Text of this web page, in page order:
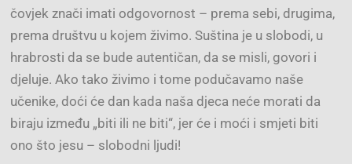
čovjek znači imati odgovornost – prema sebi, drugima,
prema društvu u kojem živimo. Suština je u slobodi, u
hrabrosti da se bude autentičan, da se misli, govori i
djeluje. Ako tako živimo i tome podučavamo naše
učenike, doći će dan kada naša djeca neće morati da
biraju između „biti ili ne biti“, jer će i moći i smjeti biti
ono što jesu – slobodni ljudi!